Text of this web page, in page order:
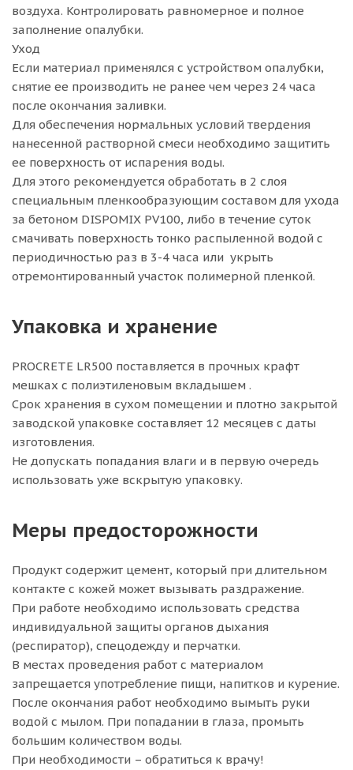
воздуха. Контролировать равномерное и полное
заполнение опалубки.
Уход
Если материал применялся с устройством опалубки,
снятие ее производить не ранее чем через 24 часа
после окончания заливки.
Для обеспечения нормальных условий твердения
нанесенной растворной смеси необходимо защитить
ее поверхность от испарения воды.
Для этого рекомендуется обработать в 2 слоя
специальным пленкообразующим составом для ухода
за бетоном DISPOMIX PV100, либо в течение суток
смачивать поверхность тонко распыленной водой с
периодичностью раз в 3-4 часа или укрыть
отремонтированный участок полимерной пленкой.
Упаковка и хранение
PROCRETE LR500 поставляется в прочных крафт
мешках с полиэтиленовым вкладышем .
Срок хранения в сухом помещении и плотно закрытой
заводской упаковке составляет 12 месяцев с даты
изготовления.
Не допускать попадания влаги и в первую очередь
использовать уже вскрытую упаковку.
Меры предосторожности
Продукт содержит цемент, который при длительном
контакте с кожей может вызывать раздражение.
При работе необходимо использовать средства
индивидуальной защиты органов дыхания
(респиратор), спецодежду и перчатки.
В местах проведения работ с материалом
запрещается употребление пищи, напитков и курение.
После окончания работ необходимо вымыть руки
водой с мылом. При попадании в глаза, промыть
большим количеством воды.
При необходимости – обратиться к врачу!